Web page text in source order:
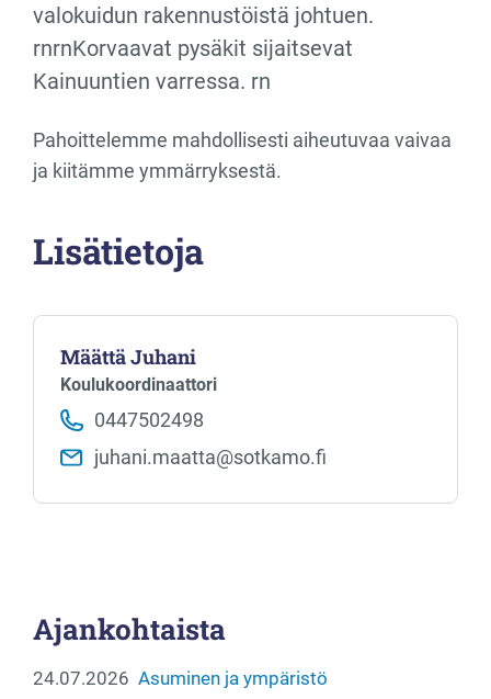
valokuidun rakennustöistä johtuen.
rnrnKorvaavat pysäkit sijaitsevat
Kainuuntien varressa. rn
Pahoittelemme mahdollisesti aiheutuvaa vaivaa
ja kiitämme ymmärryksestä.
Lisätietoja
Määttä Juhani
Koulukoordinaattori
0447502498
juhani.maatta​@sotkamo.fi
Ajankohtaista
24.07.2026 Asuminen ja ympäristö